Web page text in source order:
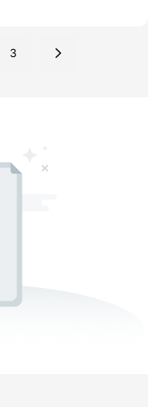
للطلب، 4. متطلبات
مقارنة لأنواع ومواد
3